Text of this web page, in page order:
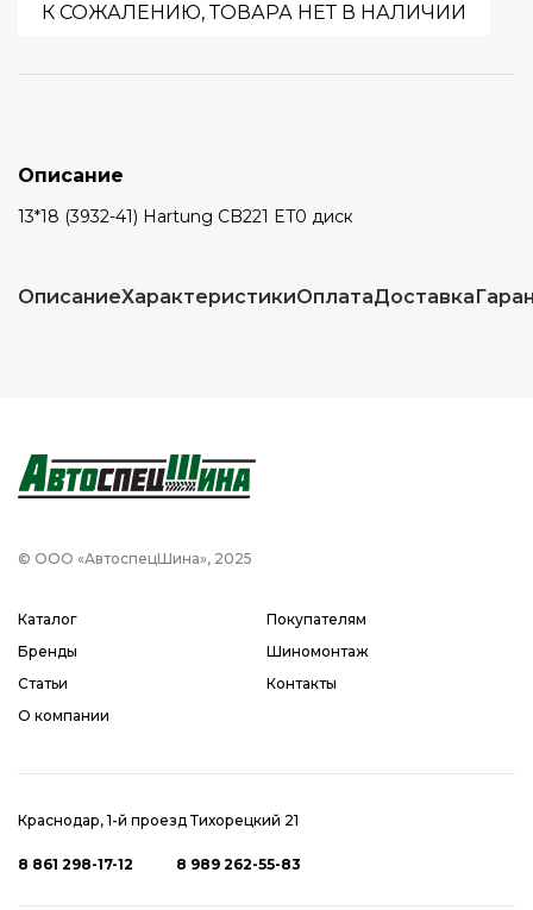
К СОЖАЛЕНИЮ, ТОВАРА НЕТ В НАЛИЧИИ
Описание
13*18 (3932-41) Hartung CB221 ET0 диск
ОписаниеХарактеристикиОплатаДоставка
© ООО «АвтоспецШина», 2025
Каталог
Бренды
Статьи
О компании
Покупателям
Шиномонтаж
Контакты
Краснодар, 1-й проезд Тихорецкий 21
8 861 298-17-12 8 989 262-55-83